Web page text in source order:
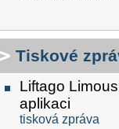
Tiskové
Liftago
aplikaci
tisková zpráva